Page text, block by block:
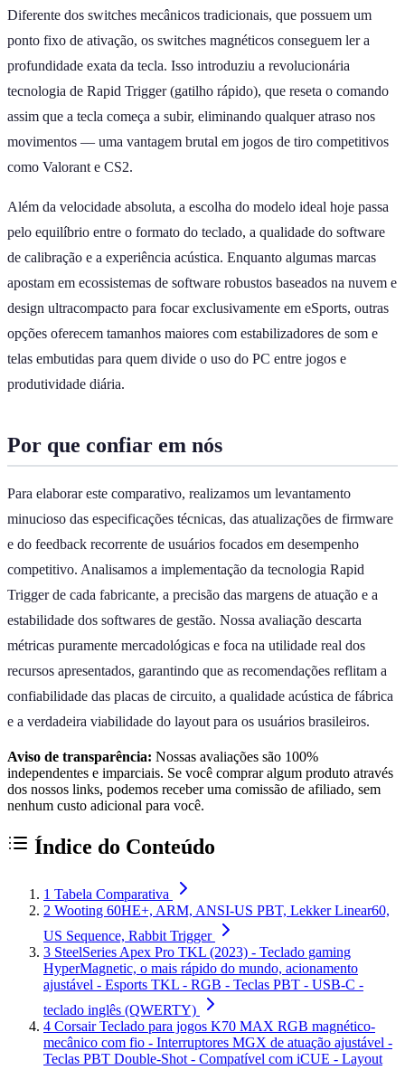
Diferente dos switches mecânicos tradicionais, que possuem um
ponto fixo de ativação, os switches magnéticos conseguem ler a
profundidade exata da tecla. Isso introduziu a revolucionária
tecnologia de Rapid Trigger (gatilho rápido), que reseta o comando
assim que a tecla começa a subir, eliminando qualquer atraso nos
movimentos — uma vantagem brutal em jogos de tiro competitivos
como Valorant e CS2.
Além da velocidade absoluta, a escolha do modelo ideal hoje passa
pelo equilíbrio entre o formato do teclado, a qualidade do software
de calibração e a experiência acústica. Enquanto algumas marcas
apostam em ecossistemas de software robustos baseados na nuvem e
design ultracompacto para focar exclusivamente em eSports, outras
opções oferecem tamanhos maiores com estabilizadores de som e
telas embutidas para quem divide o uso do PC entre jogos e
produtividade diária.
Por que confiar em nós
Para elaborar este comparativo, realizamos um levantamento
minucioso das especificações técnicas, das atualizações de firmware
e do feedback recorrente de usuários focados em desempenho
competitivo. Analisamos a implementação da tecnologia Rapid
Trigger de cada fabricante, a precisão das margens de atuação e a
estabilidade dos softwares de gestão. Nossa avaliação descarta
métricas puramente mercadológicas e foca na utilidade real dos
recursos apresentados, garantindo que as recomendações reflitam a
confiabilidade das placas de circuito, a qualidade acústica de fábrica
e a verdadeira viabilidade do layout para os usuários brasileiros.
Aviso de transparência: Nossas avaliações são 100%
independentes e imparciais. Se você comprar algum produto através
dos nossos links, podemos receber uma comissão de afiliado, sem
nenhum custo adicional para você.
Índice do Conteúdo
1 Tabela Comparativa
2 Wooting 60HE+, ARM, ANSI-US PBT, Lekker Linear60,
US Sequence, Rabbit Trigger
3 SteelSeries Apex Pro TKL (2023) - Teclado gaming
HyperMagnetic, o mais rápido do mundo, acionamento
ajustável - Esports TKL - RGB - Teclas PBT - USB-C -
teclado inglês (QWERTY)
4 Corsair Teclado para jogos K70 MAX RGB magnético-
mecânico com fio - Interruptores MGX de atuação ajustável -
Teclas PBT Double-Shot - Compatível com iCUE - Layout